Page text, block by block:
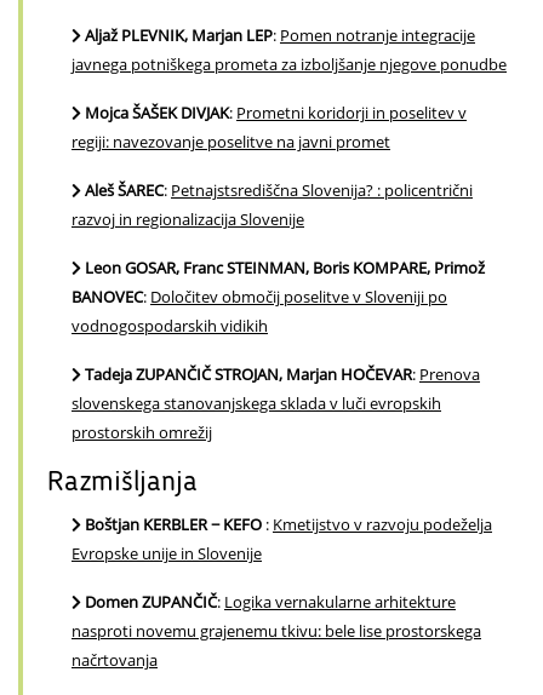
Aljaž PLEVNIK, Marjan LEP: Pomen notranje integracije
javnega potniškega prometa za izboljšanje njegove ponudbe
Mojca ŠAŠEK DIVJAK: Prometni koridorji in poselitev v
regiji: navezovanje poselitve na javni promet
Aleš ŠAREC: Petnajstsrediščna Slovenija? : policentrični
razvoj in regionalizacija Slovenije
Leon GOSAR, Franc STEINMAN, Boris KOMPARE, Primož
BANOVEC: Določitev območij poselitve v Sloveniji po
vodnogospodarskih vidikih
Tadeja ZUPANČIČ STROJAN, Marjan HOČEVAR: Prenova
slovenskega stanovanjskega sklada v luči evropskih
prostorskih omrežij
Razmišljanja
Boštjan KERBLER − KEFO : Kmetijstvo v razvoju podeželja
Evropske unije in Slovenije
Domen ZUPANČIČ: Logika vernakularne arhitekture
nasproti novemu grajenemu tkivu: bele lise prostorskega
načrtovanja